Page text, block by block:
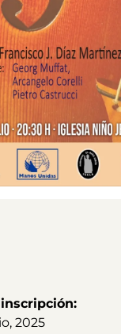
2025